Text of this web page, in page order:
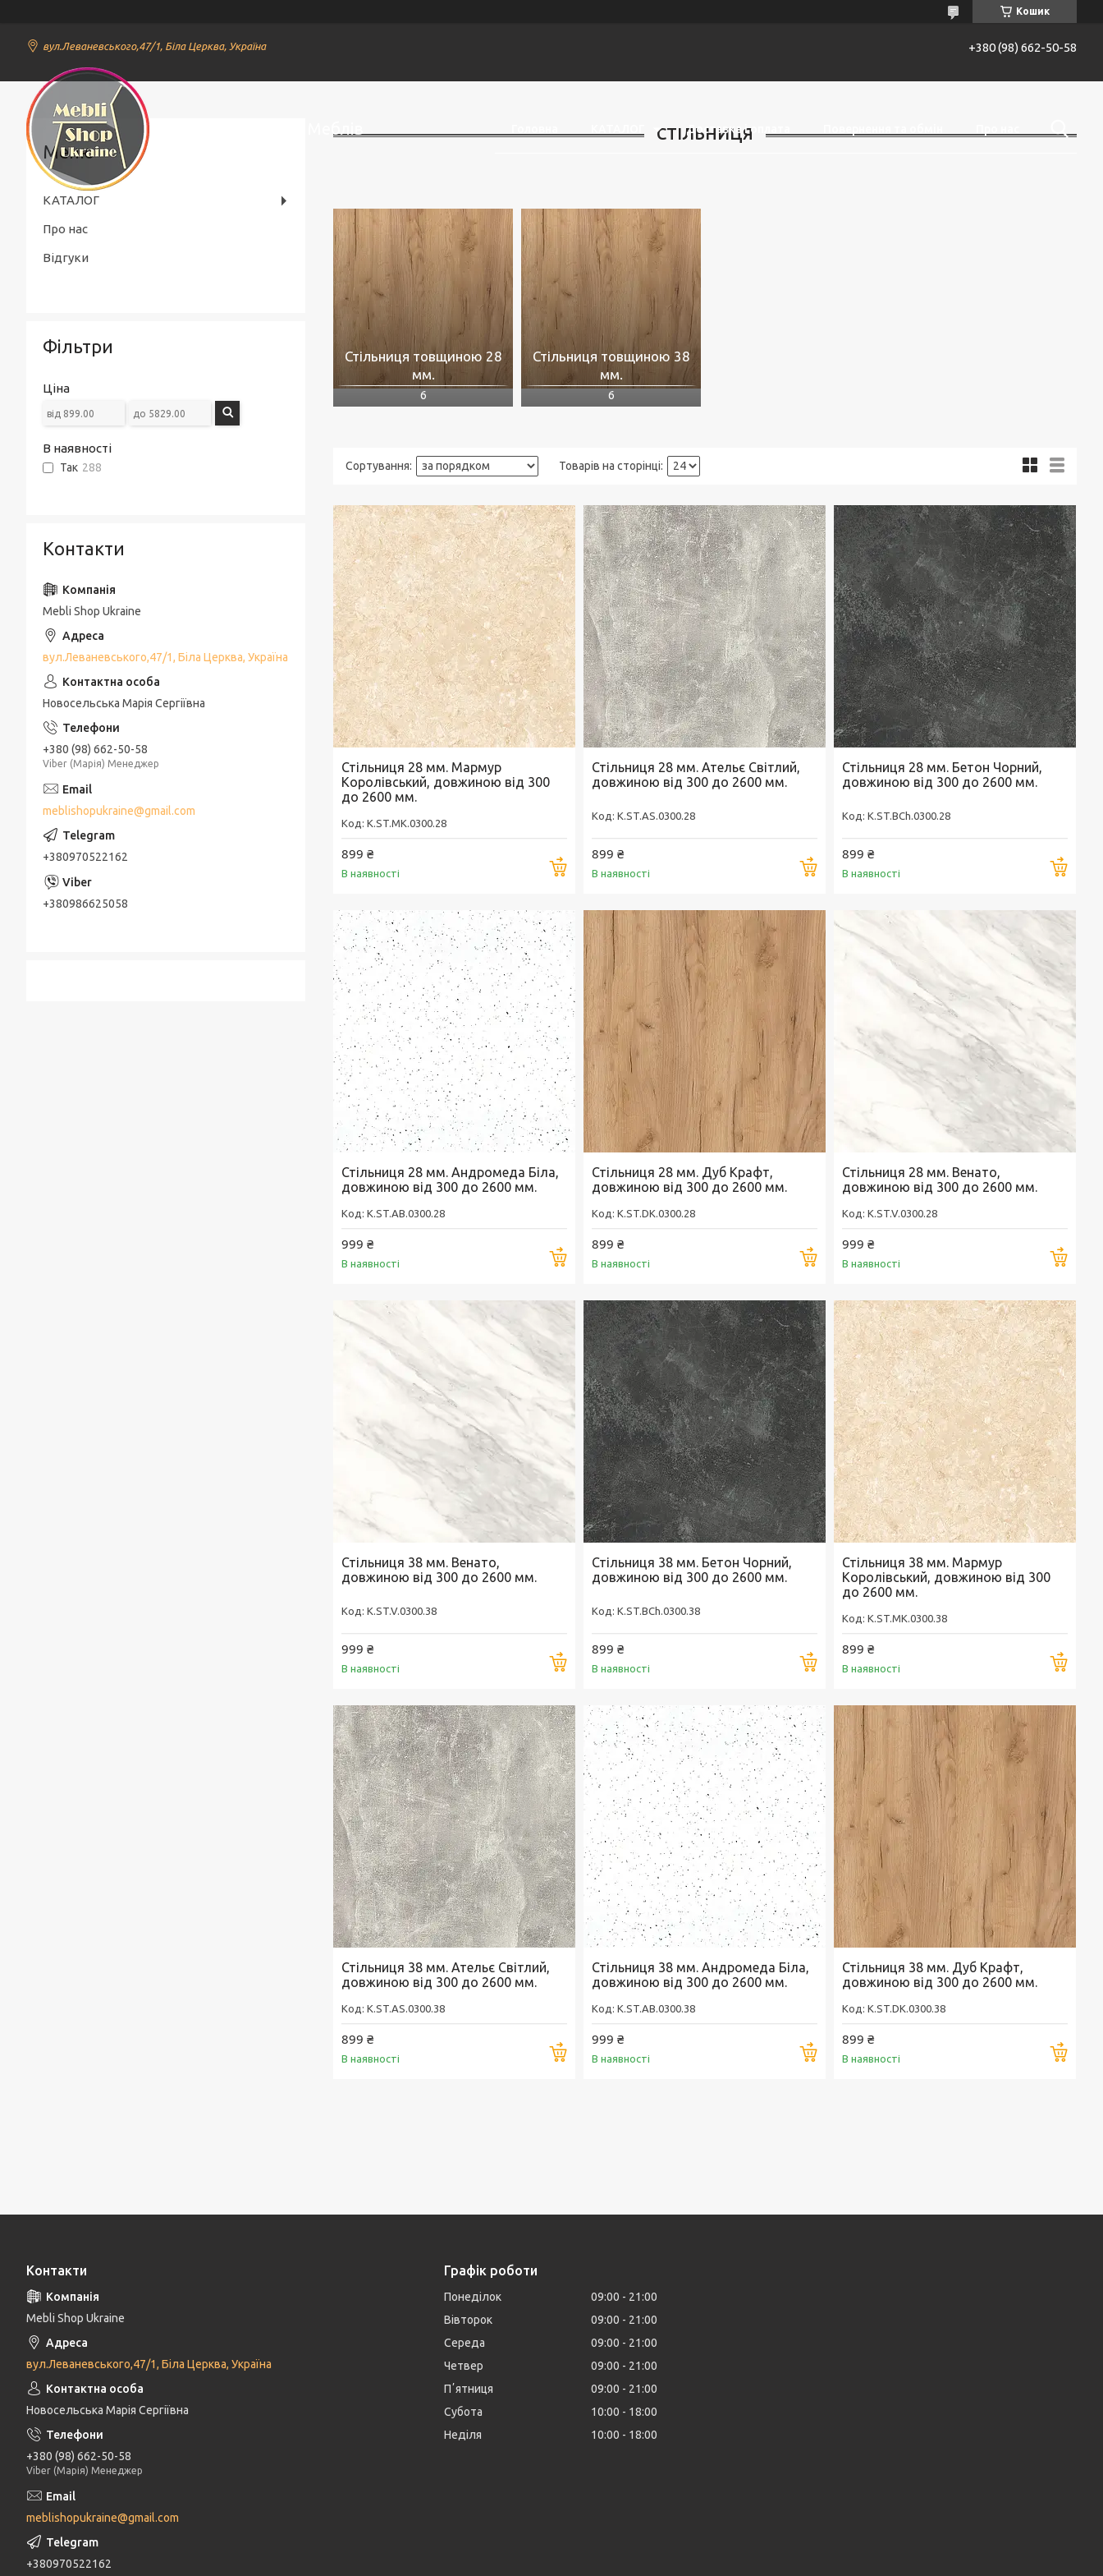
Кошик
вул.Леваневського,47/1, Біла Церква, Україна +380 (98) 662-50-58
Доставка і оплата
СТІЛЬНИЦЯ
Стільниця товщиною 28
мм.
6
Стільниця товщиною 38
мм.
6
Стільниця 28 мм. Мармур
Королівський, довжиною від 300
до 2600 мм.
K.ST.MK.0300.28
899 ₴
В наявності Купити
Стільниця 28 мм. Ательє Світлий,
довжиною від 300 до 2600 мм.
K.ST.AS.0300.28
899 ₴
В наявності Купити
Стільниця 28 мм. Бетон Чорний,
довжиною від 300 до 2600 мм.
K.ST.BCh.0300.28
899 ₴
В наявності
Стільниця 28 мм. Андромеда Біла,
довжиною від 300 до 2600 мм.
K.ST.AB.0300.28
999 ₴
В наявності Купити
Стільниця 28 мм. Дуб Крафт,
довжиною від 300 до 2600 мм.
K.ST.DK.0300.28
899 ₴
В наявності Купити
Стільниця 28 мм. Венато,
довжиною від 300 до 2600 мм.
K.ST.V.0300.28
999 ₴
В наявності
Стільниця 38 мм. Венато,
довжиною від 300 до 2600 мм.
K.ST.V.0300.38
999 ₴
В наявності Купити
Стільниця 38 мм. Бетон Чорний,
довжиною від 300 до 2600 мм.
K.ST.BCh.0300.38
899 ₴
В наявності Купити
Стільниця 38 мм. Мармур
Королівський, довжиною від 300
до 2600 мм.
K.ST.MK.0300.38
899 ₴
В наявності
Стільниця 38 мм. Ательє Світлий,
довжиною від 300 до 2600 мм.
K.ST.AS.0300.38
899 ₴
В наявності Купити
Стільниця 38 мм. Андромеда Біла,
довжиною від 300 до 2600 мм.
K.ST.AB.0300.38
999 ₴
В наявності Купити
Стільниця 38 мм. Дуб Крафт,
довжиною від 300 до 2600 мм.
K.ST.DK.0300.38
899 ₴
В наявності
КАТАЛОГ
Про нас
Відгуки
Фільтри
Ціна
В наявності
Так 288
Контакти
Mebli Shop Ukraine
вул.Леваневського,47/1, Біла Церква, Україна
Новосельська Марія Сергіївна
+380 (98) 662-50-58
Viber (Марія) Менеджер
meblishopukraine@gmail.com
+380970522162
+380986625058
Контакти
Mebli Shop Ukraine
вул.Леваневського,47/1, Біла Церква, Україна
Новосельська Марія Сергіївна
+380 (98) 662-50-58
Viber (Марія) Менеджер
meblishopukraine@gmail.com
+380970522162
Графік роботи
Понеділок 09:00
21:00
Вівторок
09:00
21:00
Середа
09:00
21:00
Четвер
09:00
21:00
Пʼятниця
09:00
21:00
Субота
10:00
18:00
Неділя
10:00 18:00